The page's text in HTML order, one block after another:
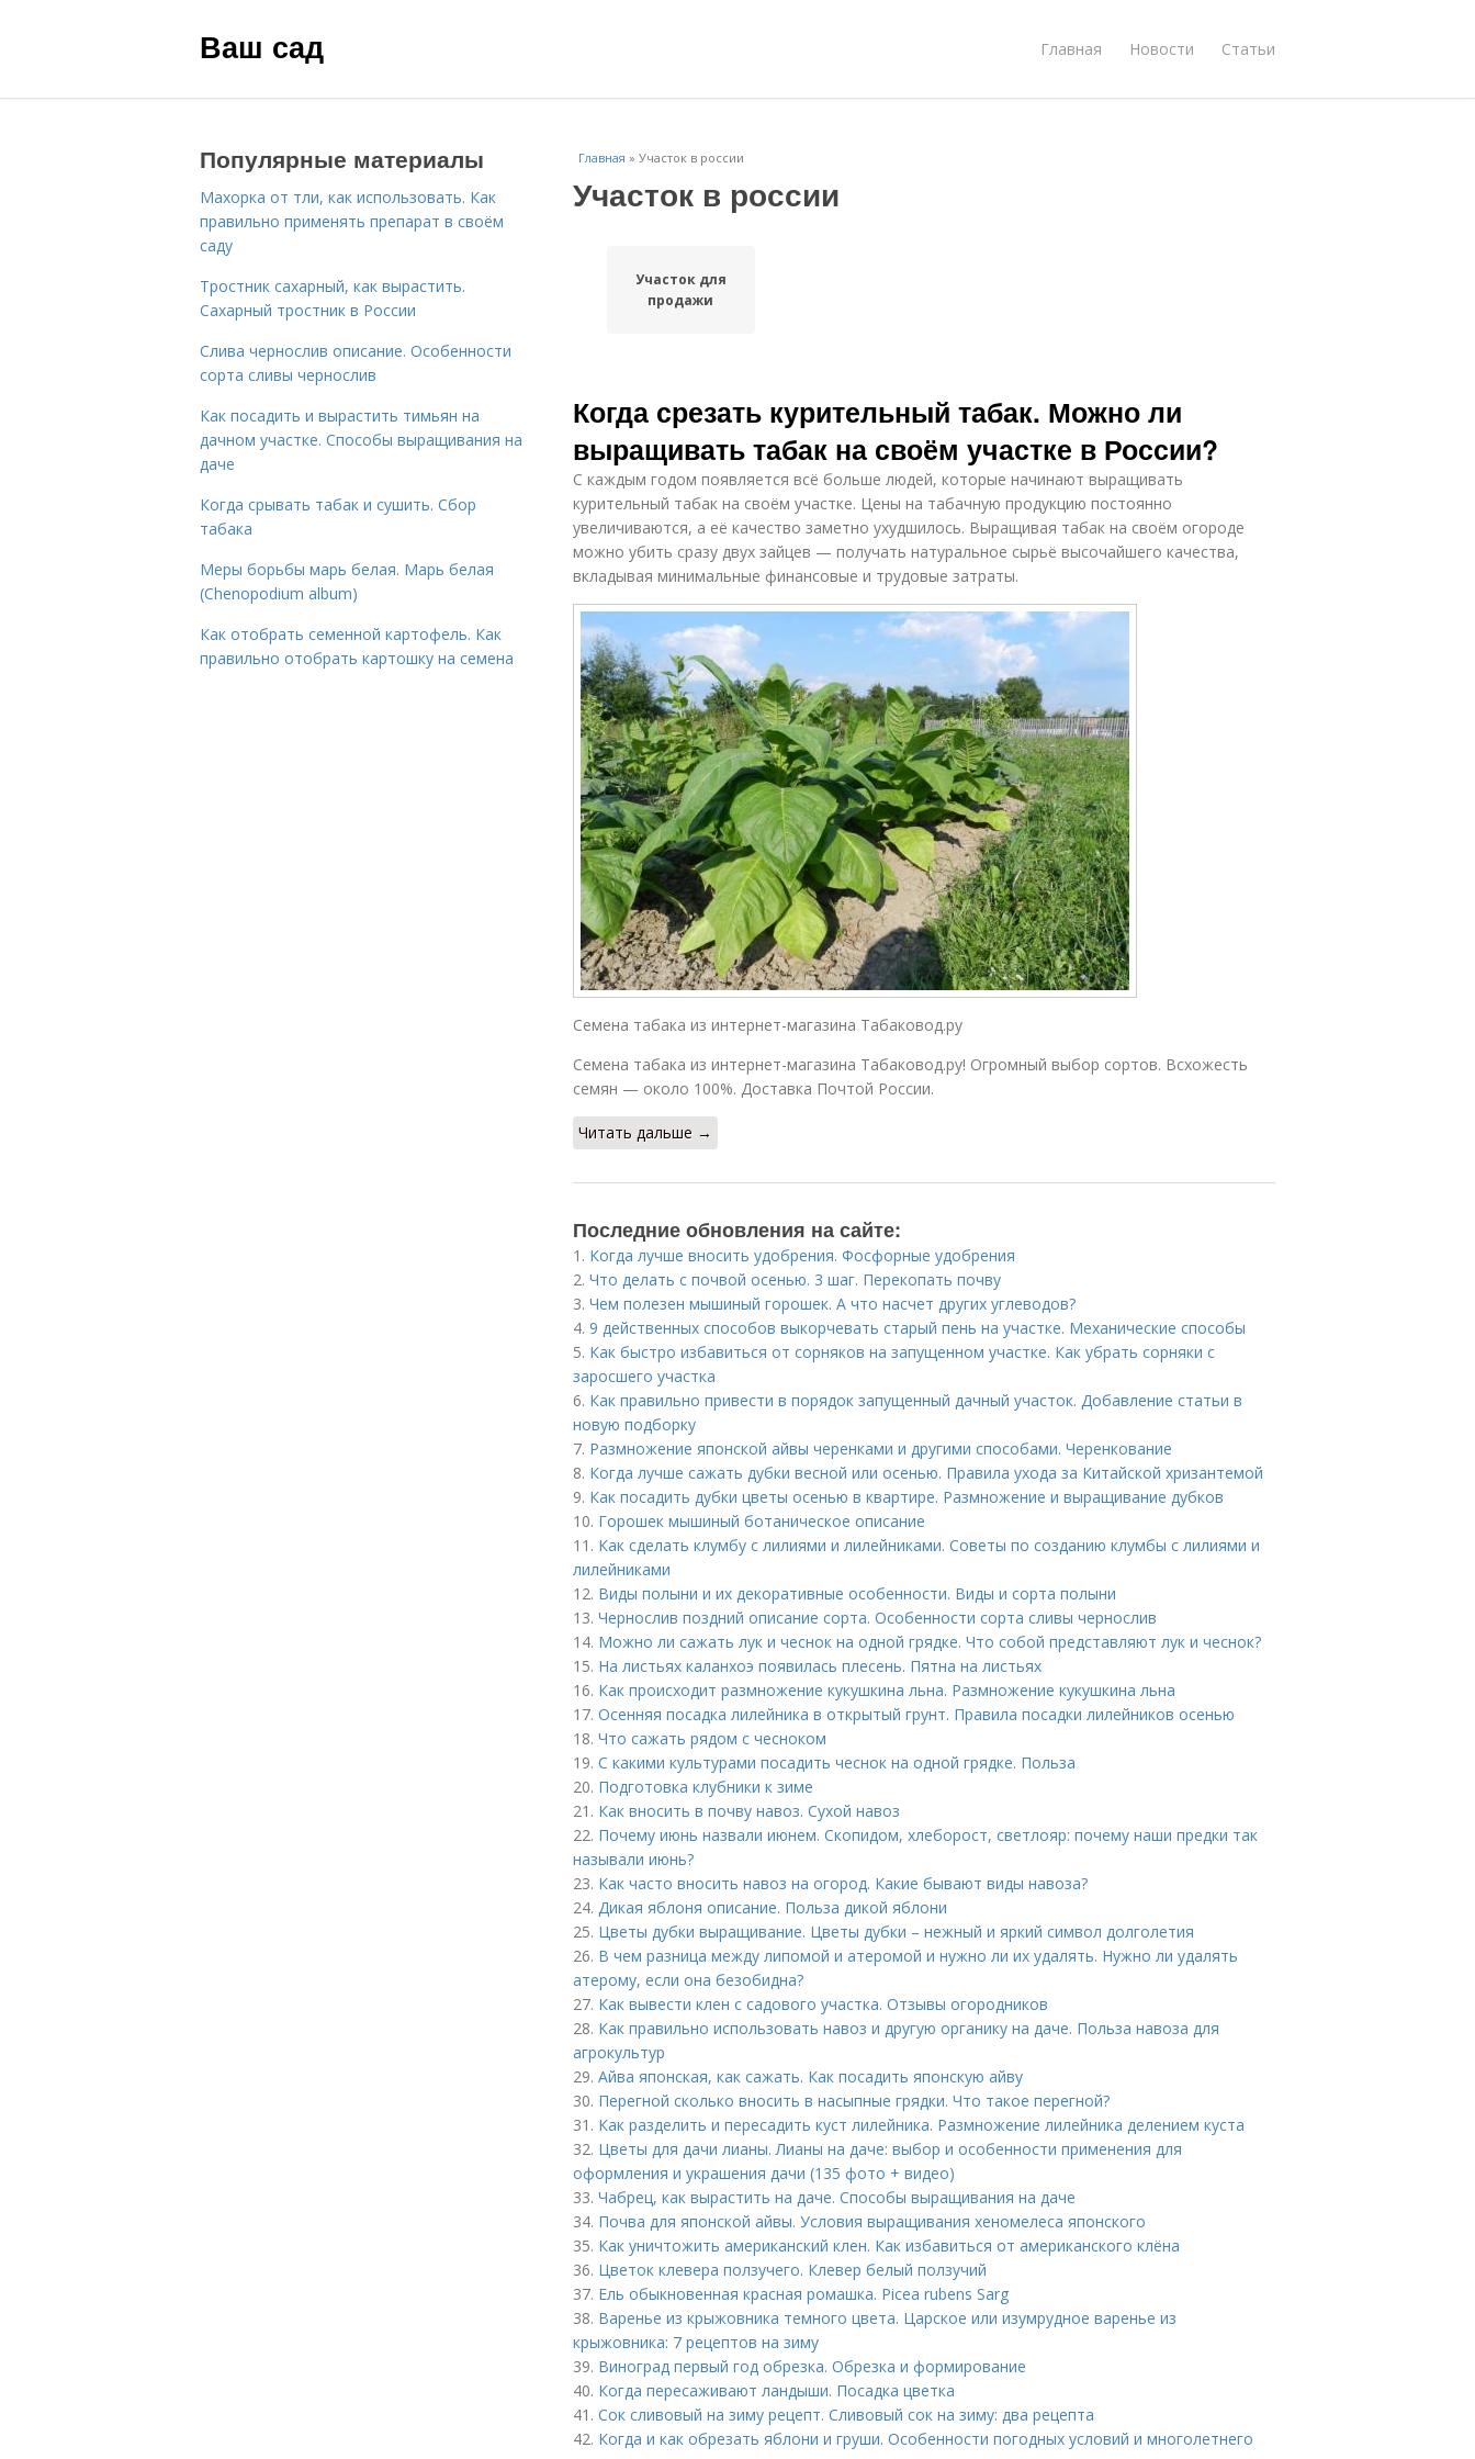
Ваш сад Главная Новости Статьи
Главная » Участок в россии
Участок в россии
Участок для
продажи
Когда срезать курительный табак. Можно ли
выращивать табак на своём участке в России?
С каждым годом появляется всё больше людей, которые начинают выращивать
курительный табак на своём участке. Цены на табачную продукцию постоянно
увеличиваются, а её качество заметно ухудшилось. Выращивая табак на своём огороде
можно убить сразу двух зайцев — получать натуральное сырьё высочайшего качества,
вкладывая минимальные финансовые и трудовые затраты.
Семена табака из интернет-магазина Табаковод.ру
Семена табака из интернет-магазина Табаковод.ру! Огромный выбор сортов. Всхожесть
семян — около 100%. Доставка Почтой России.
Читать дальше →
Последние обновления на сайте:
1. Когда лучше вносить удобрения. Фосфорные удобрения
2. Что делать с почвой осенью. 3 шаг. Перекопать почву
3. Чем полезен мышиный горошек. А что насчет других углеводов?
4. 9 действенных способов выкорчевать старый пень на участке. Механические способы
5. Как быстро избавиться от сорняков на запущенном участке. Как убрать сорняки с
заросшего участка
6. Как правильно привести в порядок запущенный дачный участок. Добавление статьи в
новую подборку
7. Размножение японской айвы черенками и другими способами. Черенкование
8. Когда лучше сажать дубки весной или осенью. Правила ухода за Китайской хризантемой
9. Как посадить дубки цветы осенью в квартире. Размножение и выращивание дубков
10. Горошек мышиный ботаническое описание
11. Как сделать клумбу с лилиями и лилейниками. Советы по созданию клумбы с лилиями и
лилейниками
12. Виды полыни и их декоративные особенности. Виды и сорта полыни
13. Чернослив поздний описание сорта. Особенности сорта сливы чернослив
14. Можно ли сажать лук и чеснок на одной грядке. Что собой представляют лук и чеснок?
15. На листьях каланхоэ появилась плесень. Пятна на листьях
16. Как происходит размножение кукушкина льна. Размножение кукушкина льна
17. Осенняя посадка лилейника в открытый грунт. Правила посадки лилейников осенью
18. Что сажать рядом с чесноком
19. С какими культурами посадить чеснок на одной грядке. Польза
20. Подготовка клубники к зиме
21. Как вносить в почву навоз. Сухой навоз
22. Почему июнь назвали июнем. Скопидом, хлеборост, светлояр: почему наши предки так
называли июнь?
23. Как часто вносить навоз на огород. Какие бывают виды навоза?
24. Дикая яблоня описание. Польза дикой яблони
25. Цветы дубки выращивание. Цветы дубки – нежный и яркий символ долголетия
26. В чем разница между липомой и атеромой и нужно ли их удалять. Нужно ли удалять
атерому, если она безобидна?
27. Как вывести клен с садового участка. Отзывы огородников
28. Как правильно использовать навоз и другую органику на даче. Польза навоза для
агрокультур
29. Айва японская, как сажать. Как посадить японскую айву
30. Перегной сколько вносить в насыпные грядки. Что такое перегной?
31. Как разделить и пересадить куст лилейника. Размножение лилейника делением куста
32. Цветы для дачи лианы. Лианы на даче: выбор и особенности применения для
оформления и украшения дачи (135 фото + видео)
33. Чабрец, как вырастить на даче. Способы выращивания на даче
34. Почва для японской айвы. Условия выращивания хеномелеса японского
35. Как уничтожить американский клен. Как избавиться от американского клёна
36. Цветок клевера ползучего. Клевер белый ползучий
37. Ель обыкновенная красная ромашка. Picea rubens Sarg
38. Варенье из крыжовника темного цвета. Царское или изумрудное варенье из
крыжовника: 7 рецептов на зиму
39. Виноград первый год обрезка. Обрезка и формирование
40. Когда пересаживают ландыши. Посадка цветка
41. Сок сливовый на зиму рецепт. Сливовый сок на зиму: два рецепта
42. Когда и как обрезать яблони и груши. Особенности погодных условий и многолетнего
Популярные материалы
Махорка от тли, как использовать. Как
правильно применять препарат в своём
саду
Тростник сахарный, как вырастить.
Сахарный тростник в России
Слива чернослив описание. Особенности
сорта сливы чернослив
Как посадить и вырастить тимьян на
дачном участке. Способы выращивания на
даче
Когда срывать табак и сушить. Сбор
табака
Меры борьбы марь белая. Марь белая
(Chenopodium album)
Как отобрать семенной картофель. Как
правильно отобрать картошку на семена